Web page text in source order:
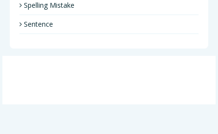
Spelling Mistake
Sentence